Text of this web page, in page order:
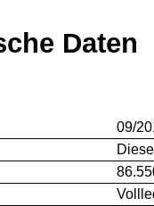
Daten
09/
Diesel